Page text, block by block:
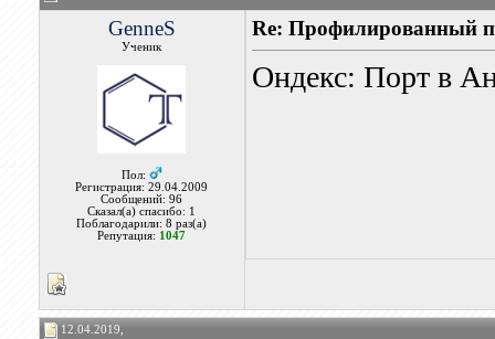
GenneS
Ученик
Пол:
Регистрация: 29.04.2009
Сообщений: 96
Сказал(а) спасибо: 1
Поблагодарили: 8 раз(а)
Репутация: 1047
Re: Профилированный
Ондекс: Порт в
12.04.2019,